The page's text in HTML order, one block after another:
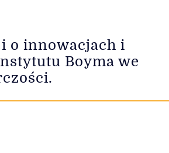
o innowacjach i
Boyma we